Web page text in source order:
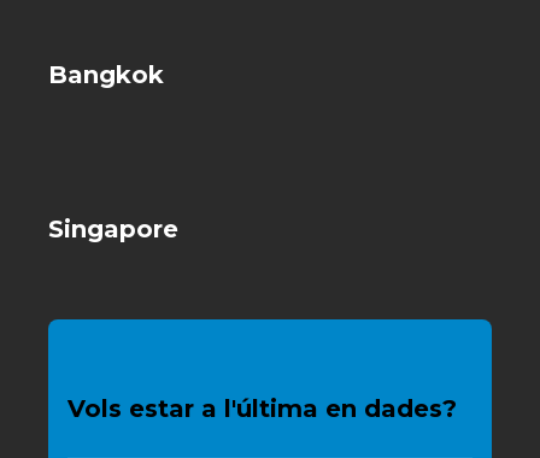
Bangkok
Singapore
Vols estar a l'última en dades?